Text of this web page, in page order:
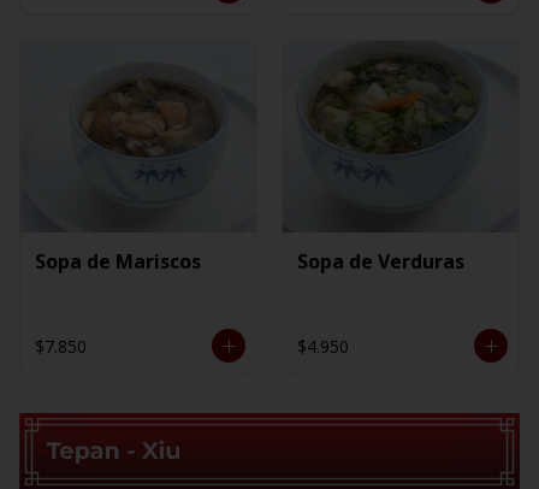
Sopa de Mariscos
$7.850
Sopa de Verduras
$4.950